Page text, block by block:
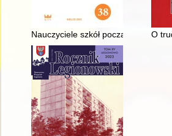
Nauczyciele szkół początkowych
O